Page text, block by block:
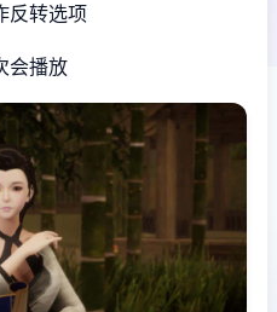
反转选项
会播放